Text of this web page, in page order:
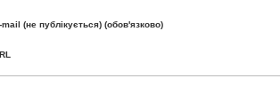
mail (не публікується) (обов'язково)